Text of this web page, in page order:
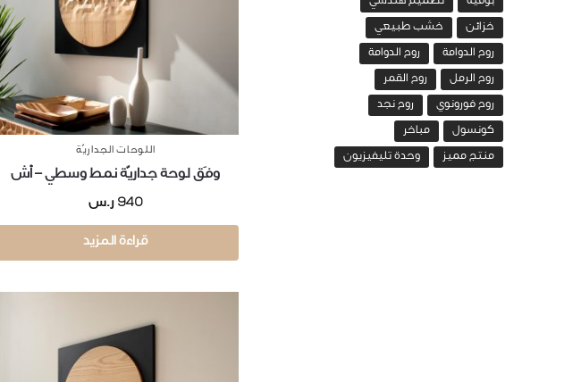
اللوحات الجداريّة
وفَق لوحة جداريّة نمط وسطي – أش
940 ر.س
قراءة المزيد
خزائن خشب طبيعي
روح الدوامة روح الدوامة
روح الرمل روح القمر
روح فورونوي روح نجد
كونسول مباخر
منتج مميز وحدة تليفيزيون